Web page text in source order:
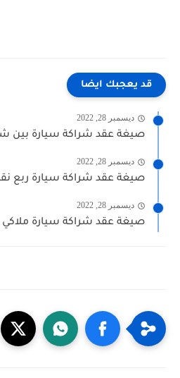
قد يعجبك ايضا
ديسمبر 28, 2022
صيغة عقد شراكة سيارة
ديسمبر 28, 2022
صيغة عقد شراكة سيارة ربع
ديسمبر 28, 2022
صيغة عقد شراكة سيارة ملاكي